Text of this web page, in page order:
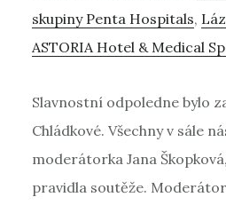
skupiny Penta Hospitals,
ASTORIA Hotel & Medical
Slavnostní odpoledne bylo
Chládkové. Všechny v sále
moderátorka Jana
pravidla soutěže.